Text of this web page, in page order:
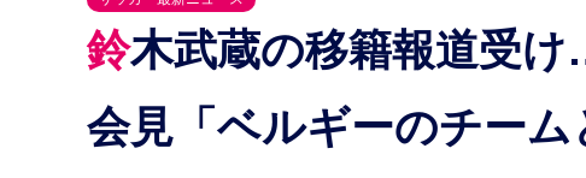
鈴木武蔵の移籍報道受け…コンサドーレ札幌が緊急
会見「ベルギーのチー